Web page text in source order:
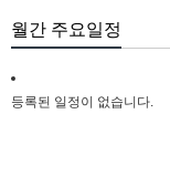
월간 주요일정
등록된 일정이 없습니다.